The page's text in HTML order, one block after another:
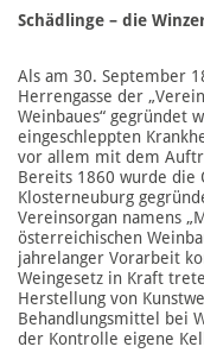
Schädlinge – die
Als am 30. September
Herrengasse der
Weinbaues“ gegründet
eingeschleppten
vor allem mit dem
Bereits 1860 wurde die
Klosterneuburg
Vereinsorgan namens
österreichischen
jahrelanger Vorarbeit
Weingesetz in Kraft
Herstellung von
Behandlungsmittel bei
der Kontrolle eigene